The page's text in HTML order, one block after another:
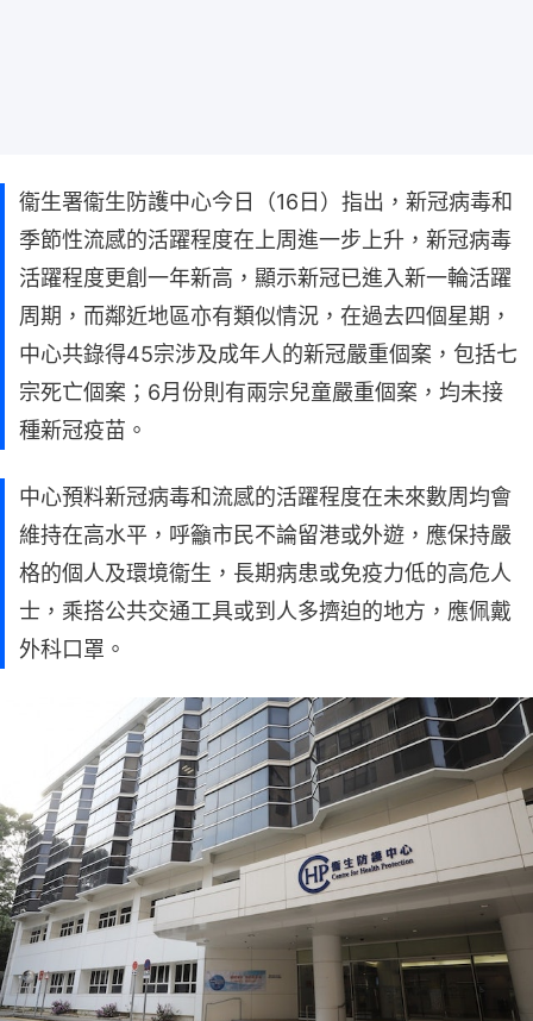
衞生署衞生防護中心今日（16日）指出，新冠病毒和
季節性流感的活躍程度在上周進一步上升，新冠病毒
活躍程度更創一年新高，顯示新冠已進入新一輪活躍
周期，而鄰近地區亦有類似情況，在過去四個星期，
中心共錄得45宗涉及成年人的新冠嚴重個案，包括七
宗死亡個案；6月份則有兩宗兒童嚴重個案，均未接
種新冠疫苗。
中心預料新冠病毒和流感的活躍程度在未來數周均會
維持在高水平，呼籲市民不論留港或外遊，應保持嚴
格的個人及環境衞生，長期病患或免疫力低的高危人
士，乘搭公共交通工具或到人多擠迫的地方，應佩戴
外科口罩。